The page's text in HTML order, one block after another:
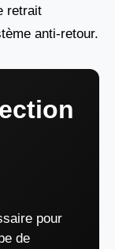
retrait
anti-retour.
pour
de